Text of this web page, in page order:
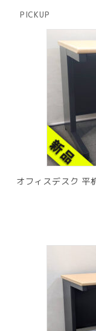
PICKUP
オフィスデスク